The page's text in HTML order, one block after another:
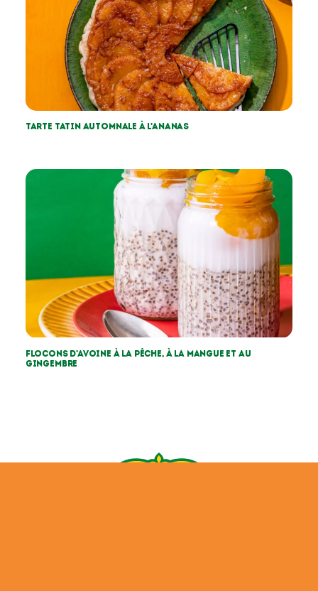
Tarte tatin automnale à l’ananas
Flocons d’avoine à la pêche, à la mangue et au
gingembre